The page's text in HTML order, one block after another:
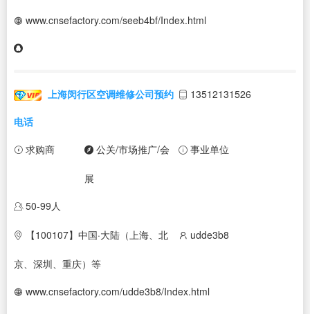
www.cnsefactory.com/seeb4bf/Index.html
上海闵行区空调维修公司预约
电话
13512131526
求购商 公关/市场推广/会
展
事业单位
50-99人
【100107】中国·大陆（上海、北
京、深圳、重庆）等
udde3b8
www.cnsefactory.com/udde3b8/Index.html